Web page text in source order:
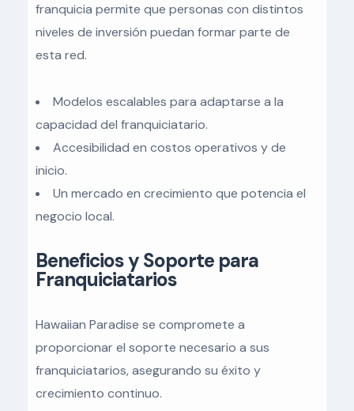
franquicia permite que personas con distintos
niveles de inversión puedan formar parte de
esta red.
Modelos escalables para adaptarse a la
capacidad del franquiciatario.
Accesibilidad en costos operativos y de
inicio.
Un mercado en crecimiento que potencia el
negocio local.
Beneficios y Soporte para
Franquiciatarios
Hawaiian Paradise se compromete a
proporcionar el soporte necesario a sus
franquiciatarios, asegurando su éxito y
crecimiento continuo.